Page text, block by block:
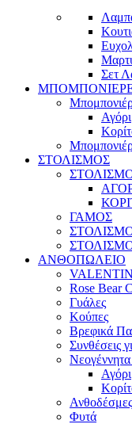
Σετ
Αγόρι
ΣΤΟΛΙΣΜΟΣ
ΓΑΜΟΣ
ΑΝΘΟΠΩΛΕΙΟ
Rose Bear
Γυάλες
Κούπες
Βρεφικά
Συνθέσεις
Αγόρι
Ανθοδέσμες
Φυτά